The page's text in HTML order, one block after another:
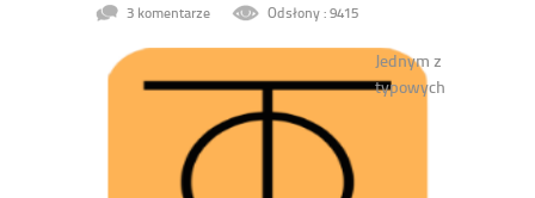
3 komentarze
Odsłony : 9415
Jednym z
typowych